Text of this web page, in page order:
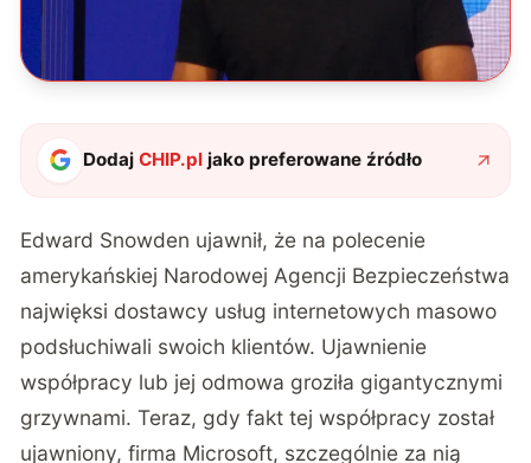
DodajCHIP.pl jako preferowane źródło
Edward Snowden ujawnił, że na polecenie
amerykańskiej Narodowej Agencji Bezpieczeństwa
najwięksi dostawcy usług internetowych masowo
podsłuchiwali swoich klientów. Ujawnienie
współpracy lub jej odmowa groziła gigantycznymi
grzywnami. Teraz, gdy fakt tej współpracy został
ujawniony, firma Microsoft, szczególnie za nią